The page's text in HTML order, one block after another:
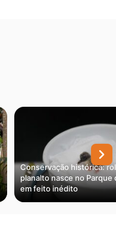
Conservação histórica:
planalto nasce no Parque
em feito inédito